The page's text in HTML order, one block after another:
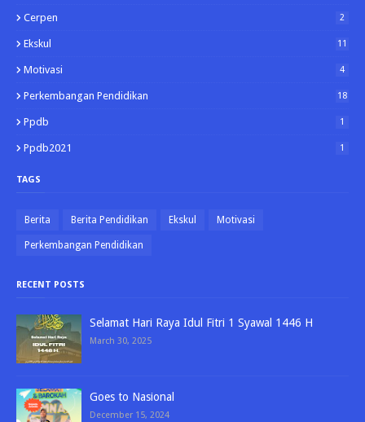
Cerpen 2
Ekskul 11
Motivasi 4
Perkembangan Pendidikan 18
Ppdb 1
Ppdb2021 1
TAGS
Berita Berita Pendidikan Ekskul Motivasi
Perkembangan Pendidikan
RECENT POSTS
Selamat Hari Raya Idul Fitri 1 Syawal 1446 H
March 30, 2025
Goes to Nasional
December 15, 2024